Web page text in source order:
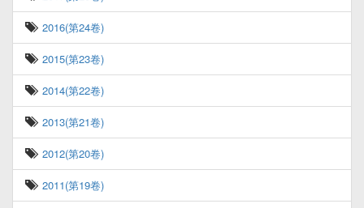
2016(第24卷)
2015(第23卷)
2014(第22卷)
2013(第21卷)
2012(第20卷)
2011(第19卷)